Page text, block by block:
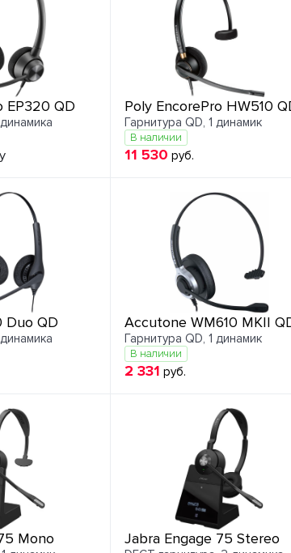
EP320 QD Poly EncorePro HW510
Гарнитура QD, 1 динамик
В наличии
11 530 руб.
Duo QD Accutone WM610 MKII
Гарнитура QD, 1 динамик
В наличии
2 331 руб.
Mono Jabra Engage 75 Stereo